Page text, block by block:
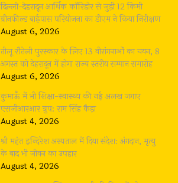
दिल्ली-देहरादून आर्थिक कॉरिडोर से जुड़ी 12 किमी
ग्रीनफील्ड बाईपास परियोजना का डीएम ने किया निरीक्षण
August 6, 2026
तीलू रौतेली पुरस्कार के लिए 13 वीरांगनाओं का चयन, 8
अगस्त को देहरादून में होगा राज्य स्तरीय सम्मान समारोह
August 6, 2026
कुमाऊँ में भी शिक्षा-स्वास्थ्य की नई अलख जगाए
एसजीआरआर ग्रुप: राम सिंह कैड़ा
August 4, 2026
श्री महंत इन्दिरेश अस्पताल में दिया संदेश: अंगदान, मृत्यु
के बाद भी जीवन का उपहार
August 4, 2026